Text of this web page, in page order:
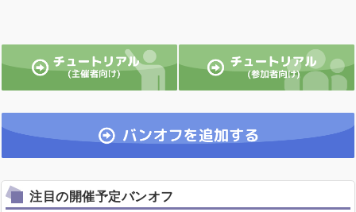
注目の開催予定バンオフ